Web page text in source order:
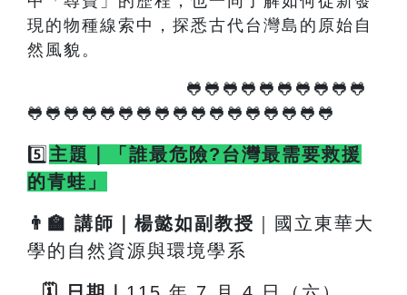
現的物種線索中，探悉古代台灣島的原始自
然風貌。
🐸🐸🐸🐸🐸🐸🐸🐸🐸🐸
🐸🐸🐸🐸🐸🐸🐸🐸🐸🐸🐸🐸🐸🐸🐸🐸🐸
5️⃣ 主題｜「誰最危險?台灣最需要救援
的青蛙」
👨 🏫 講師｜楊懿如副教授 ｜國立東華大
學的自然資源與環境學系